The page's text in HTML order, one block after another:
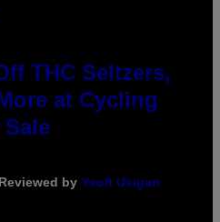
THC Seltzers,
at Cycling
by Ysolt Usigan